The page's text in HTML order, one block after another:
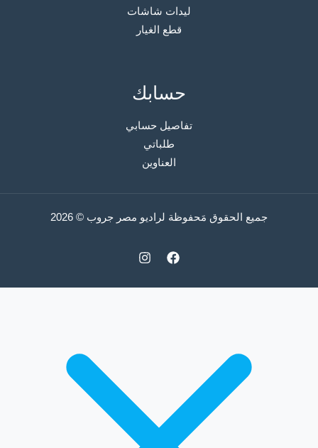
ليدات شاشات
قطع الغيار
حسابك
تفاصيل حسابي
طلباتي
العناوين
جميع الحقوق مَحفوظة لراديو مصر جروب © 2026